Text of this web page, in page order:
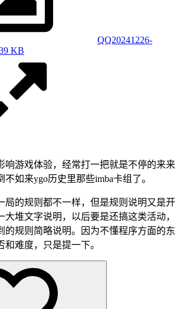
QQ20241226-
KB
响游戏体验，经常打一把就是不停的来来
如来ygo历史里那些imba卡组了。
局的规则都不一样，但是规则说明又是开
大堆文字说明，以后要是还搞这类活动，
的规则简略说明。因为不懂程序方面的东
难度，只是提一下。